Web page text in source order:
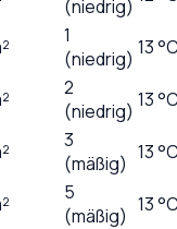
(niedrig)
1
(niedrig) 13
2
(niedrig) 13
3
(mäßig) 13
5
(mäßig) 13